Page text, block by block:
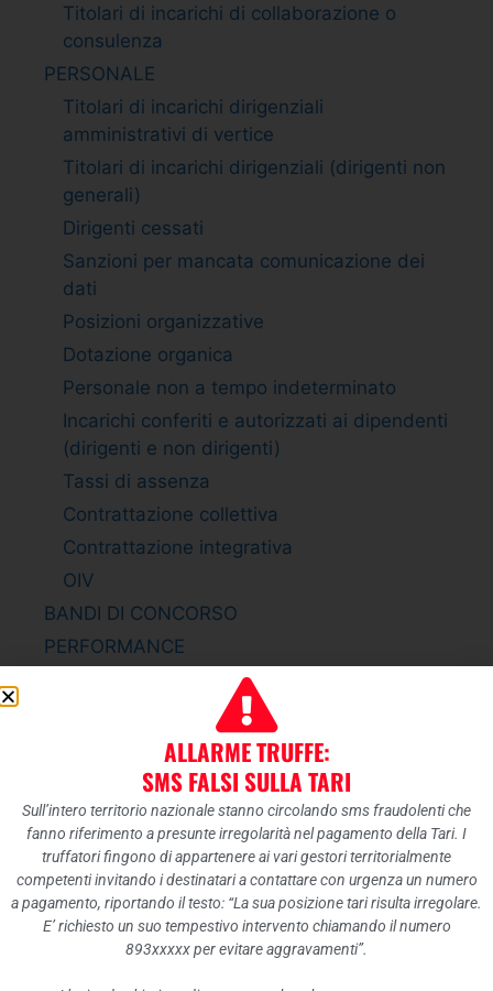
Titolari di incarichi di collaborazione o
consulenza
PERSONALE
Titolari di incarichi dirigenziali
amministrativi di vertice
Titolari di incarichi dirigenziali (dirigenti non
generali)
Dirigenti cessati
Sanzioni per mancata comunicazione dei
dati
Posizioni organizzative
Dotazione organica
Personale non a tempo indeterminato
Incarichi conferiti e autorizzati ai dipendenti
(dirigenti e non dirigenti)
Tassi di assenza
Contrattazione collettiva
Contrattazione integrativa
OIV
BANDI DI CONCORSO
PERFORMANCE
Sistema di misurazione e valutazione della
Piano della Performance
Relazione sulla Performance
Ammontare complessivo dei premi
Dati relativi ai premi
ENTI CONTROLLATI
Enti pubblici vigilati
Società partecipate
ALLARME TRUFFE:
SMS FALSI SULLA TARI
Sull’intero territorio nazionale stanno circolando sms fraudolenti che
fanno riferimento a presunte irregolarità nel pagamento della Tari. I
truffatori fingono di appartenere ai vari gestori territorialmente
competenti invitando i destinatari a contattare con urgenza un numero
a pagamento, riportando il testo: “La sua posizione tari risulta irregolare.
E’ richiesto un suo tempestivo intervento chiamando il numero
893xxxxx per evitare aggravamenti”.